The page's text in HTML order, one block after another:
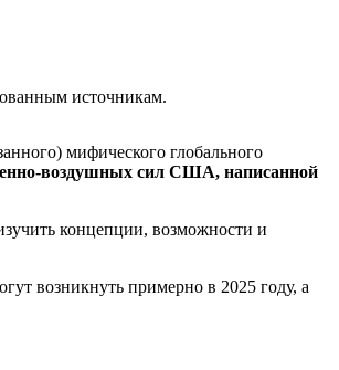
источникам.
мифического глобального
воздушных сил США, написанной
концепции, возможности и
возникнуть примерно в 2025 году, а